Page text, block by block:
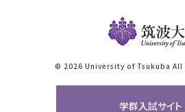
© 2026 University of Tsukuba
学群入試サイト